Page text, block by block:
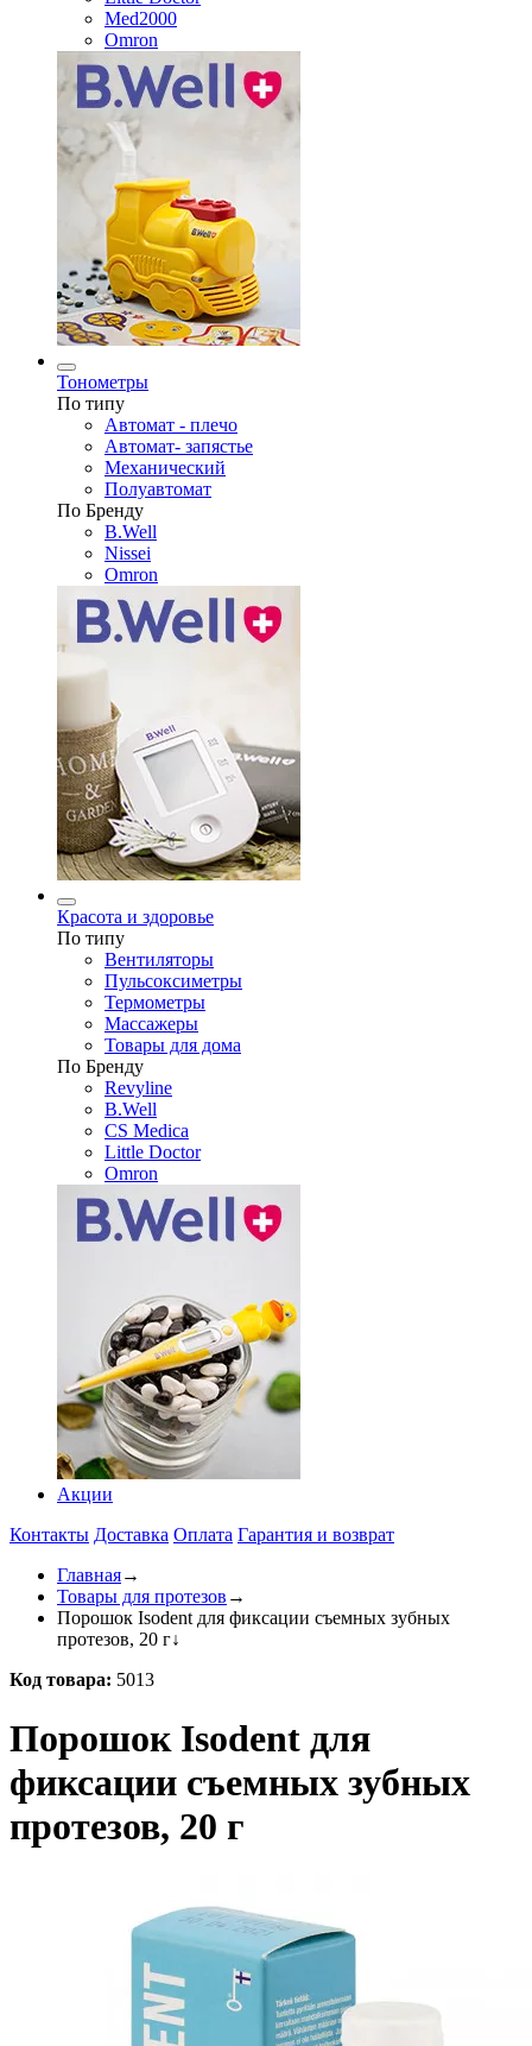
Med2000
Omron
Тонометры
По типу
Автомат - плечо
Автомат- запястье
Механический
Полуавтомат
По Бренду
B.Well
Nissei
Omron
Красота и здоровье
По типу
Вентиляторы
Пульсоксиметры
Термометры
Массажеры
Товары для дома
По Бренду
Revyline
B.Well
CS Medica
Little Doctor
Omron
Акции
Контакты Доставка Оплата Гарантия и возврат
Главная→
Товары для протезов →
Порошок Isodent для фиксации съемных зубных
протезов, 20 г↓
Код товара: 5013
Порошок Isodent для
фиксации съемных зубных
протезов, 20 г